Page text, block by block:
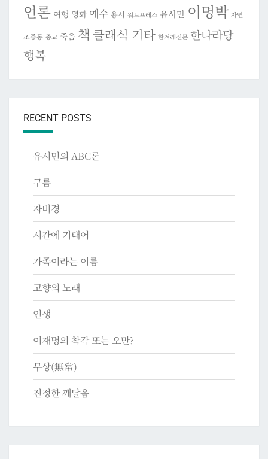
언론 여행 영화 예수 용서 워드프레스 유시민 이명박 자연
조중동 종교 죽음 책 클래식 기타 한겨레신문 한나라당
행복
RECENT POSTS
유시민의 ABC론
구름
자비경
시간에 기대어
가족이라는 이름
고향의 노래
인생
이재명의 착각 또는 오만?
무상(無常)
진정한 깨달음